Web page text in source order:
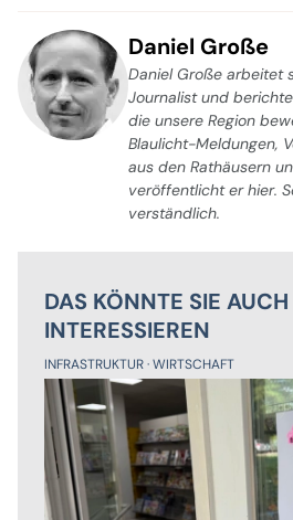
Daniel Große
Daniel Große arbeitet
Journalist und
die unsere Region
Blaulicht-Meldungen,
aus den Rathäusern
veröffentlicht er hier.
verständlich.
DAS KÖNNTE SIE AUCH
INTERESSIEREN
INFRASTRUKTUR WIRTSCHAFT